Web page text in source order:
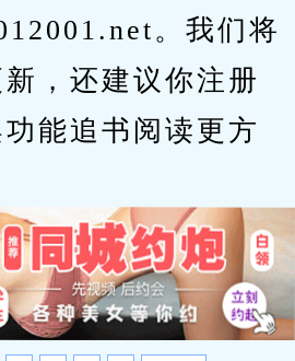
。我们将
，还建议你注册
能追书阅读更方